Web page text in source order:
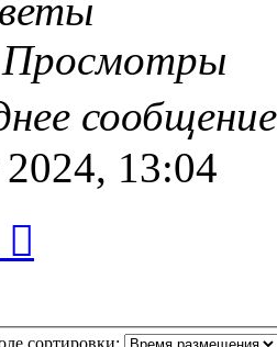
Просмотры
2024, 13:04